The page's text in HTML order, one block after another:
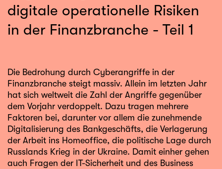
digitale operationelle Risiken
in der Finanzbranche - Teil 1
Die Bedrohung durch Cyberangriffe in der
Finanzbranche steigt massiv. Allein im letzten Jahr
hat sich weltweit die Zahl der Angriffe gegenüber
dem Vorjahr verdoppelt. Dazu tragen mehrere
Faktoren bei, darunter vor allem die zunehmende
Digitalisierung des Bankgeschäfts, die Verlagerung
der Arbeit ins Homeoffice, die politische Lage durch
Russlands Krieg in der Ukraine. Damit einher gehen
auch Fragen der IT-Sicherheit und des Business